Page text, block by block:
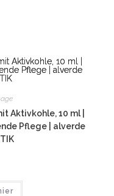
Aktivkohle, 10 ml |
Pflege | alverde